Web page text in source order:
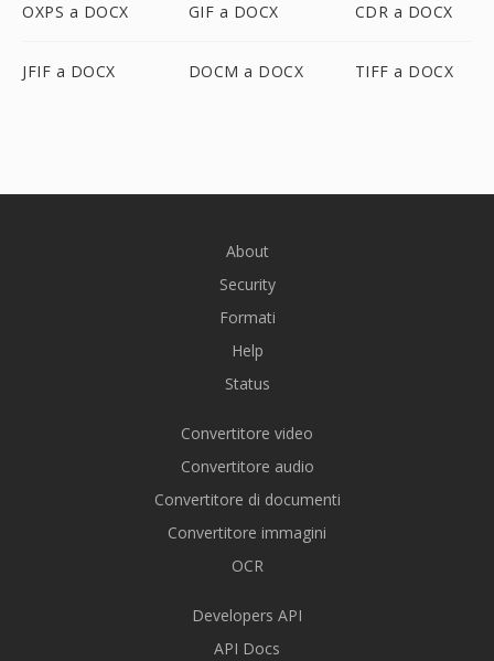
OXPS a DOCX GIF a DOCX CDR a DOCX
JFIF a DOCX DOCM a DOCX TIFF a DOCX
About
Security
Formati
Help
Status
Convertitore video
Convertitore audio
Convertitore di documenti
Convertitore immagini
OCR
Developers API
API Docs